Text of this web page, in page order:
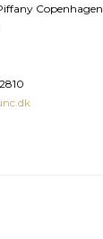
Copenhagen